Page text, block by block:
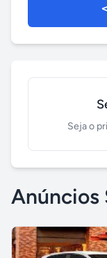
Seja o
Anúncios